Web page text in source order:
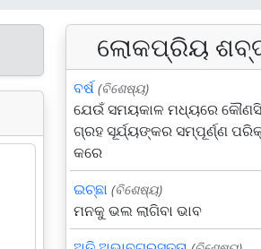
ଲୋକପ୍ରିୟ
ବର୍ଷ (ବିଶେଷ୍ୟ)
ଯେଉଁ ସମୟକାଳ ମଧ୍ୟରେ କୌଣସି
ଗ୍ରହ ସୂର୍ଯ୍ୟଙ୍କର ସମ୍ପୂର୍ଣ୍ଣ
କରେ
ଇଚ୍ଛା (ବିଶେଷ୍ୟ)
ମନକୁ ଭଲ ଲାଗିବା ଭାବ